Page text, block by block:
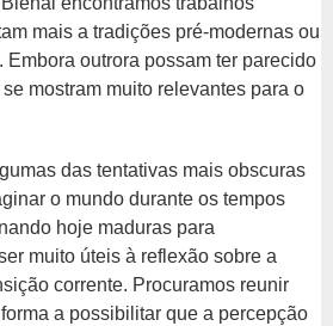
mais a tradições pré-modernas ou
Embora outrora possam ter parecido
mostram muito relevantes para o
das tentativas mais obscuras
o mundo durante os tempos
hoje maduras para
muito úteis à reflexão sobre a
corrente. Procuramos reunir
a possibilitar que a percepção